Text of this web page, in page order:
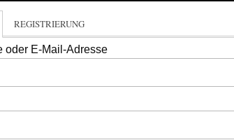
REGISTRIERUNG
oder E-Mail-Adresse